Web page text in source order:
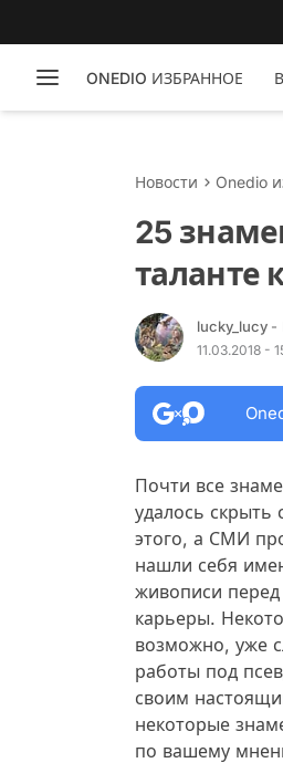
ONEDIO ИЗБРАННОЕ
Новости Onedio
25
таланте
lucky_lucy -
11.03.2018 -
Почти все
удалось
этого, а СМИ
нашли себя
живописи перед
карьеры.
возможно, уже
работы под
своим
некоторые
по вашему